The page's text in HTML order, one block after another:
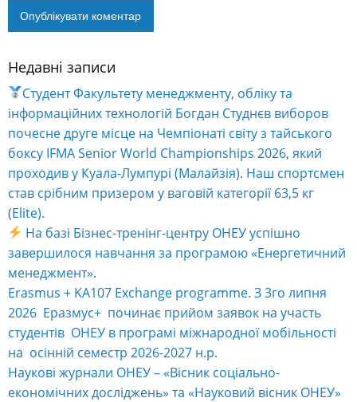
Alternative:
Недавні записи
Студент Факультету менеджменту, обліку та
інформаційних технологій Богдан Студнєв виборов
почесне друге місце на Чемпіонаті світу з тайського
боксу IFMA Senior World Championships 2026, який
проходив у Куала-Лумпурі (Малайзія). Наш спортсмен
став срібним призером у ваговій категорії 63,5 кг
(Elite).
На базі Бізнес-тренінг-центру ОНЕУ успішно
завершилося навчання за програмою «Енергетичний
менеджмент».
Erasmus + KA107 Exchange programme. З 3го липня
2026 Еразмус+ починає прийом заявок на участь
студентів ОНЕУ в програмі міжнародної мобільності
на осінній семестр 2026-2027 н.р.
Наукові журнали ОНЕУ – «Вісник соціально-
економічних досліджень» та «Науковий вісник ОНЕУ»